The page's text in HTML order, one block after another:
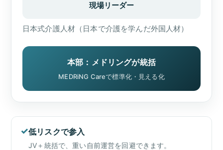
現場リーダー
日本式介護人材（日本で介護を学んだ外国人材）
本部：メドリングが統括
MEDRiNG Careで標準化・見える化
✓低リスクで参入
JV＋統括で、重い自前運営を回避できます。